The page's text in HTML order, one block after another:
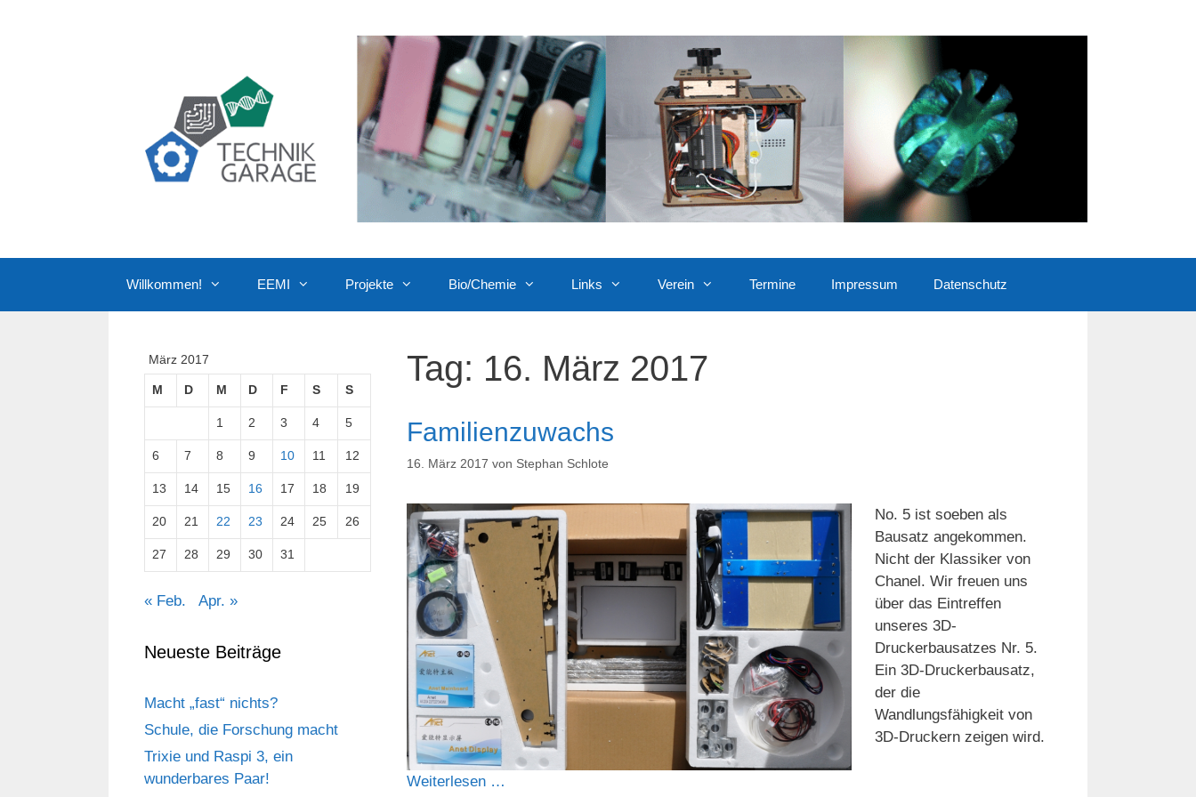
Willkommen! EEMI Projekte Bio/Chemie Links Verein Termine Impressum Datenschutz
Tag: 16. März 2017
Familienzuwachs
16. März 2017 von Stephan Schlote
No. 5 ist soeben als
Bausatz angekommen.
Nicht der Klassiker von
Chanel. Wir freuen uns
über das Eintreffen
unseres 3D-
Druckerbausatzes Nr. 5.
Ein 3D-Druckerbausatz,
der die
Wandlungsfähigkeit von
3D-Druckern zeigen wird.
Weiterlesen …
März 2017
M D M D F S S
1 2 3 4 5
6 7 8 9 10 11 12
13 14 15 16 17 18 19
20 21 22 23 24 25 26
27 28 29 30 31
« Feb. Apr. »
Neueste Beiträge
Macht „fast“ nichts?
Schule, die Forschung macht
Trixie und Raspi 3, ein
wunderbares Paar!